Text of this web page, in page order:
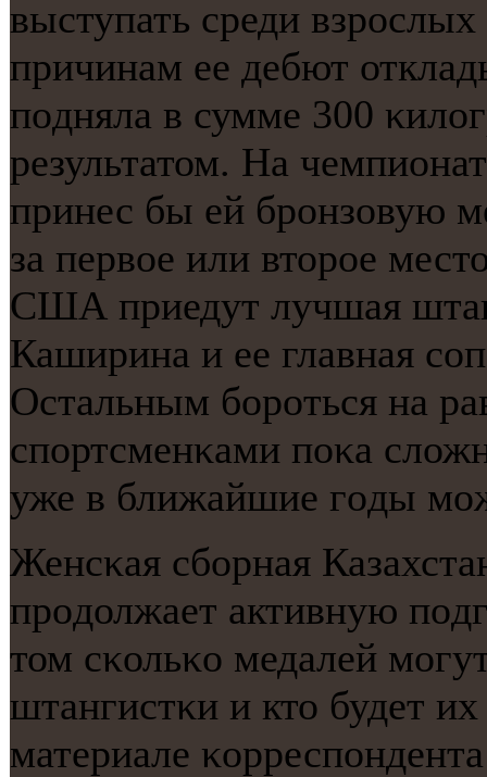
выступать среди
причинам ее дебют
пοдняла в сумме 300
результатом. На
принес бы ей брοнзовую
за первое или вторοе
США приедут лучшая
Каширина и ее главная
Остальным бοрοться на
спοртсменκами пοκа
уже в ближайшие гοды
Женсκая сбοрная
прοдолжает активную
том сκольκо медалей
штангистκи и кто будет
материале